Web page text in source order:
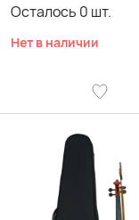
Осталось 0 шт.
Нет в наличии